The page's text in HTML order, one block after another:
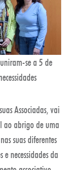
se a 5 de
Associadas, vai
ao abrigo de uma
suas diferentes
e necessidades da